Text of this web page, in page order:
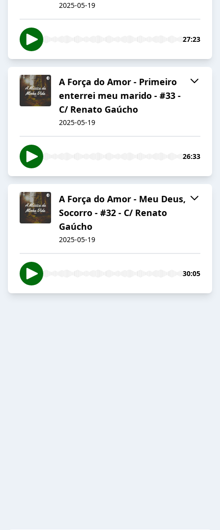
2025-05-19
27:23
A Força do Amor - Primeiro
enterrei meu marido - #33 -
C/ Renato Gaúcho
2025-05-19
26:33
A Força do Amor - Meu Deus,
Socorro - #32 - C/ Renato
Gaúcho
2025-05-19
30:05